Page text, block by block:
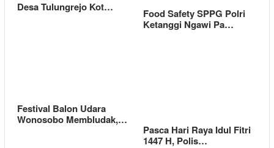
Desa Tulungrejo Kot…
Food Safety SPPG Polri
Ketanggi Ngawi Pa…
Festival Balon Udara
Wonosobo Membludak,…
Pasca Hari Raya Idul Fitri
1447 H, Polis…